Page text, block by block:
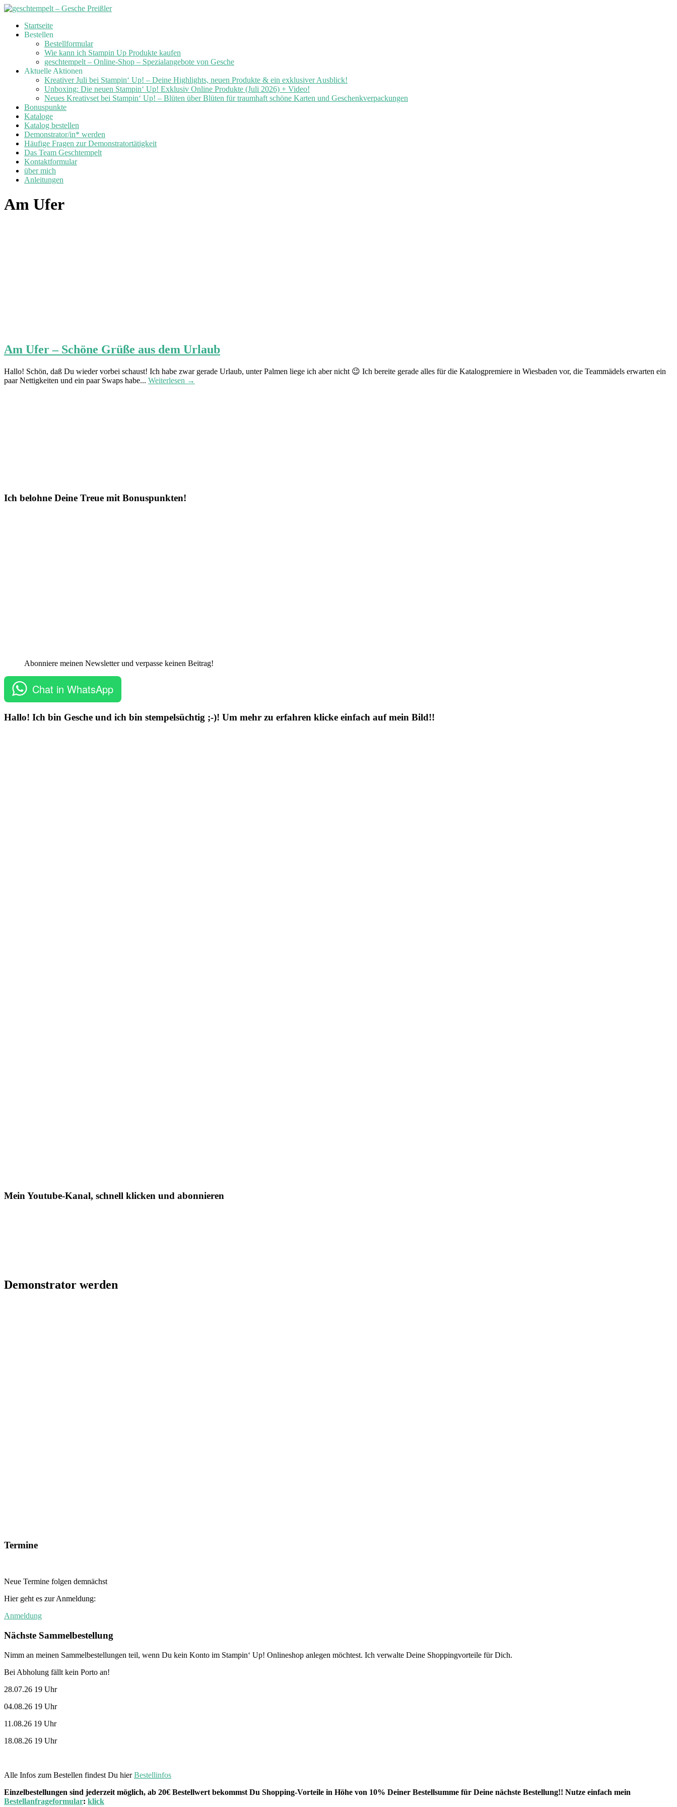
Skip
Startseite
Bestellen
Bestellformular
Wie kann ich Stampin Up Produkte kaufen
geschtempelt – Online-Shop – Spezialangebote von Gesche
Aktuelle Aktionen
Kreativer Juli bei Stampin‘ Up! – Deine Highlights, neuen Produkte & ein exklusiver Ausblick!
Unboxing: Die neuen Stampin‘ Up! Exklusiv Online Produkte (Juli 2026) + Video!
Neues Kreativset bei Stampin‘ Up! – Blüten über Blüten für traumhaft schöne Karten und Geschenkverpackungen
Bonuspunkte
Kataloge
Katalog bestellen
Demonstrator/in* werden
Häufige Fragen zur Demonstratortätigkeit
Das Team Geschtempelt
Kontaktformular
über mich
Anleitungen
Am Ufer
Am Ufer – Schöne Grüße aus dem Urlaub
Hallo! Schön, daß Du wieder vorbei schaust! Ich habe zwar gerade Urlaub, unter Palmen liege ich aber nicht 😉 Ich bereite gerade alles für die Katalogpremiere in Wiesbaden vor, die Teammädels erwarten ein
paar Nettigkeiten und ein paar Swaps habe... Weiterlesen →
Ich belohne Deine Treue mit Bonuspunkten!
Abonniere meinen Newsletter und verpasse keinen Beitrag!
Chat in WhatsApp
Hallo! Ich bin Gesche und ich bin stempelsüchtig ;-)! Um mehr zu erfahren klicke einfach auf mein Bild!!
Mein Youtube-Kanal, schnell klicken und abonnieren
Demonstrator werden
Termine
Neue Termine folgen demnächst
Hier geht es zur Anmeldung:
Anmeldung
Nächste Sammelbestellung
Nimm an meinen Sammelbestellungen teil, wenn Du kein Konto im Stampin‘ Up! Onlineshop anlegen möchtest. Ich verwalte Deine Shoppingvorteile für Dich.
Bei Abholung fällt kein Porto an!
28.07.26 19 Uhr
04.08.26 19 Uhr
11.08.26 19 Uhr
18.08.26 19 Uhr
Alle Infos zum Bestellen findest Du hierBestellinfos
Einzelbestellungen sind jederzeit möglich, ab 20€ Bestellwert bekommst Du Shopping-Vorteile in Höhe von 10% Deiner Bestellsumme für Deine nächste Bestellung!! Nutze einfach mein
Bestellanfrageformular: klick